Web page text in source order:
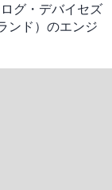
グ・デバイセズ
ンド）のエンジ